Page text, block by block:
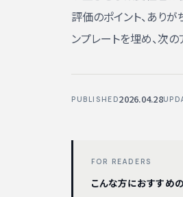
評価のポイント、あり
ンプレートを埋め、次
PUBLISHED2026.04.28
FOR READERS
こんな方におすすめ